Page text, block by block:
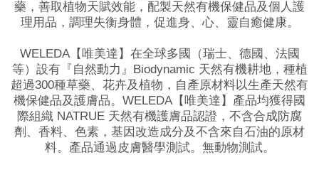
藥，善取植物天賦效能，配製天然有機保健品及個人護
理用品，調理失衡身體，促進身、心、靈自癒健康。
WELEDA【唯美達】在全球多國（瑞士、德國、法國
等）設有『自然動力』Biodynamic 天然有機耕地，種植
超過300種草藥、花卉及植物，自產原材料以生產天然有
機保健品及護膚品。WELEDA【唯美達】產品均獲得國
際組織 NATRUE 天然有機護膚品認證，不含合成防腐
劑、香料、色素，基因改造成分及不含來自石油的原材
料。產品通過皮膚醫學測試。無動物測試。